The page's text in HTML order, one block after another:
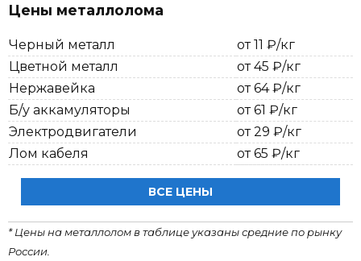
Цены металлолома
Черный металл
от 11 ₽/кг
Цветной металл
от 45 ₽/кг
Нержавейка
от 64 ₽/кг
Б/у аккамуляторы
от 61 ₽/кг
Электродвигатели
от 29 ₽/кг
Лом кабеля
от 65 ₽/кг
ВСЕ ЦЕНЫ
* Цены на металлолом в таблице указаны средние по рынку
России.